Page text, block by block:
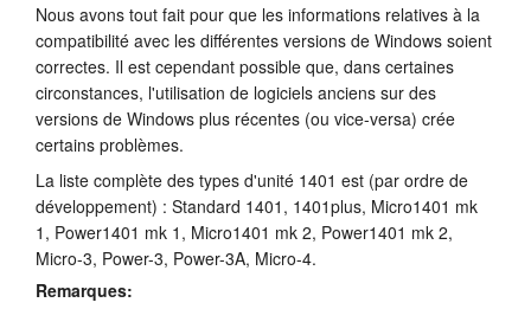
Nous avons tout fait pour que les informations relatives à la
compatibilité avec les différentes versions de Windows soient
correctes. Il est cependant possible que, dans certaines
circonstances, l'utilisation de logiciels anciens sur des
versions de Windows plus récentes (ou vice-versa) crée
certains problèmes.
La liste complète des types d'unité 1401 est (par ordre de
développement) : Standard 1401, 1401plus, Micro1401 mk
1, Power1401 mk 1, Micro1401 mk 2, Power1401 mk 2,
Micro-3, Power-3, Power-3A, Micro-4.
Remarques: